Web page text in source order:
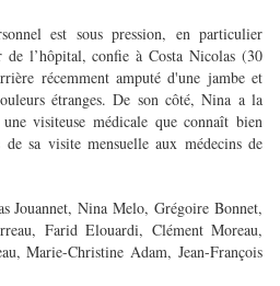
est sous pression, en particulier
de l’hôpital, confie à Costa Nicolas (30
récemment amputé d'une jambe et
étranges. De son côté, Nina a la
visiteuse médicale que connaît bien
sa visite mensuelle aux médecins de
Jouannet, Nina Melo, Grégoire Bonnet,
Farid Elouardi, Clément Moreau,
Marie-Christine Adam, Jean-François